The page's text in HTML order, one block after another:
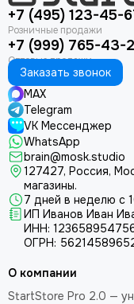
+7 (495) 123-45-
+7 (999) 765-43-
Заказать звонок
MAX
Telegram
VK Мессенджер
WhatsApp
brain@mosk.studio
127427, Россия,
магазины.
7 дней в неделю с
ИП Иванов Иван
ИНН:
ОГРН:
О компании
StartStore Pro 2.0 —